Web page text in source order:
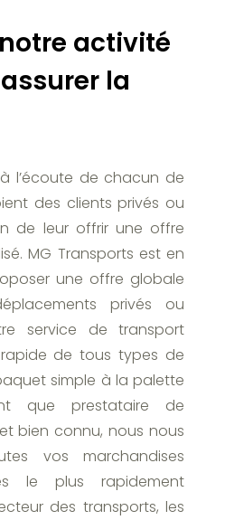
activité
la
l’écoute de chacun de
des clients privés ou
de leur offrir une offre
MG Transports est en
une offre globale
privés ou
service de transport
de tous types de
simple à la palette
que prestataire de
bien connu, nous nous
vos marchandises
le plus rapidement
des transports, les